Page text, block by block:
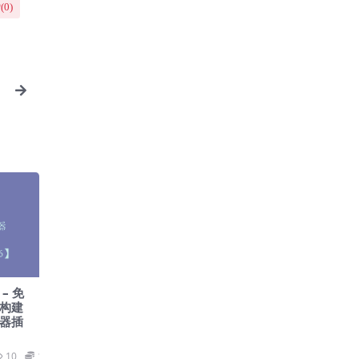
0)
免
建
插
10 19.9